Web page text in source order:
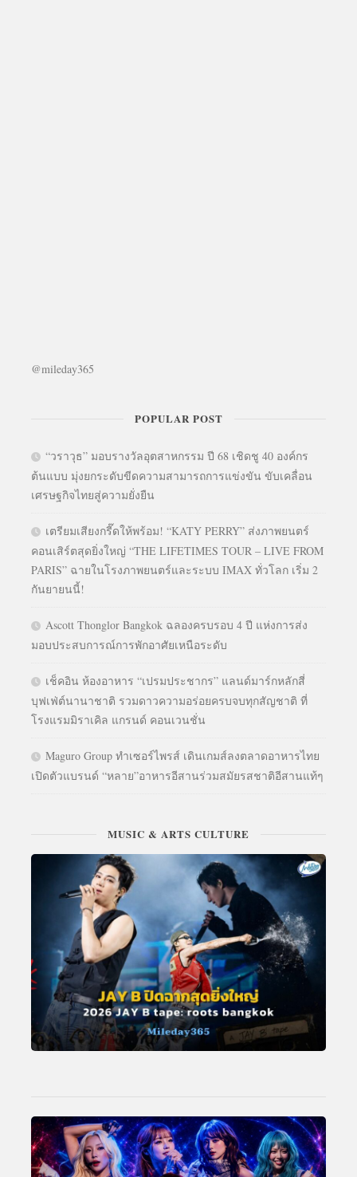
@mileday365
POPULAR POST
“วราวุธ” มอบรางวัลอุตสาหกรรม ปี 68 เชิดชู 40 องค์กร
ต้นแบบ มุ่งยกระดับขีดความสามารถการแข่งขัน ขับเคลื่อน
เศรษฐกิจไทยสู่ความยั่งยืน
เตรียมเสียงกรี๊ดให้พร้อม! “KATY PERRY” ส่งภาพยนตร์
คอนเสิร์ตสุดยิ่งใหญ่ “THE LIFETIMES TOUR – LIVE FROM
PARIS” ฉายในโรงภาพยนตร์และระบบ IMAX ทั่วโลก เริ่ม 2
กันยายนนี้!
Ascott Thonglor Bangkok ฉลองครบรอบ 4 ปี แห่งการส่ง
มอบประสบการณ์การพักอาศัยเหนือระดับ
เช็คอิน ห้องอาหาร “เปรมประชากร” แลนด์มาร์กหลักสี่
บุฟเฟ่ต์นานาชาติ รวมดาวความอร่อยครบจบทุกสัญชาติ ที่
โรงแรมมิราเคิล แกรนด์ คอนเวนชั่น
Maguro Group ทำเซอร์ไพรส์ เดินเกมส์ลงตลาดอาหารไทย
เปิดตัวแบรนด์ “หลาย”อาหารอีสานร่วมสมัยรสชาติอีสานแท้ๆ
MUSIC & ARTS CULTURE